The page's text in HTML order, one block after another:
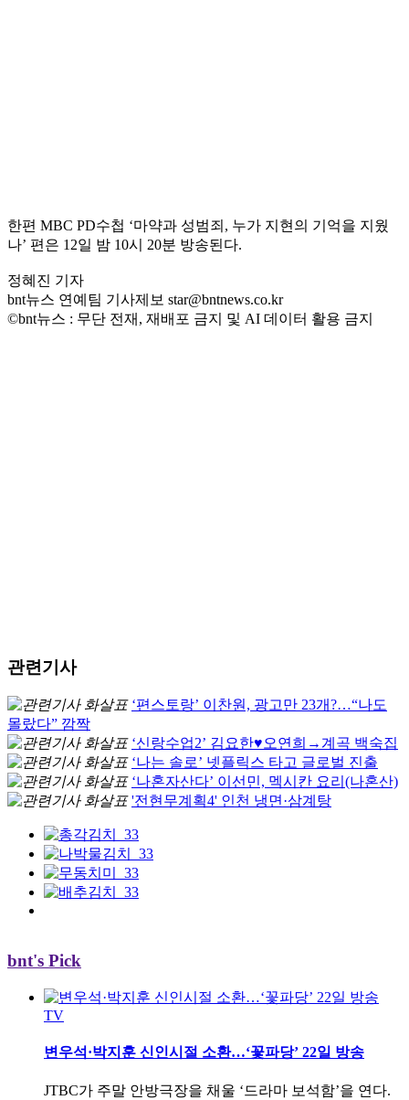
한편 MBC PD수첩 ‘마약과 성범죄, 누가 지현의 기억을 지웠
나’ 편은 12일 밤 10시 20분 방송된다.
정혜진 기자
bnt뉴스 연예팀 기사제보 star@bntnews.co.kr
©bnt뉴스 : 무단 전재, 재배포 금지 및 AI 데이터 활용 금지
관련기사
‘편스토랑’ 이찬원, 광고만 23개?…“나도
몰랐다” 깜짝
‘신랑수업2’ 김요한♥오연희→계곡 백숙집
‘나는 솔로’ 넷플릭스 타고 글로벌 진출
‘나혼자산다’ 이선민, 멕시칸 요리(나혼산)
'전현무계획4' 인천 냉면·삼계탕
bnt's Pick
TV
변우석·박지훈 신인시절 소환…‘꽃파당’ 22일 방송
JTBC가 주말 안방극장을 채울 ‘드라마 보석함’을 연다.